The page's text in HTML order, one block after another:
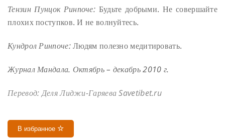
Тензин Пунцок Ринпоче: Будьте добрыми. Не совершайте
плохих поступков. И не волнуйтесь.
Кундрол Ринпоче:Людям полезно медитировать.
Журнал Мандала. Октябрь – декабрь 2010 г.
Перевод: Деля Лиджи-Гаряева Savetibet.ru
В избранное